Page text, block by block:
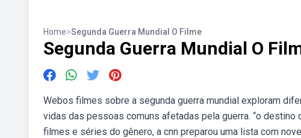
Home>Segunda Guerra Mundial O Filme
Segunda Guerra Mundial O
Webos filmes sobre a segunda guerra mundial exploram
vidas das pessoas comuns afetadas pela guerra. “o
filmes e séries do gênero, a cnn preparou uma lista com